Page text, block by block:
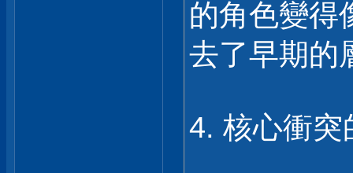
的角色變得
去了早期的
4. 核心衝突